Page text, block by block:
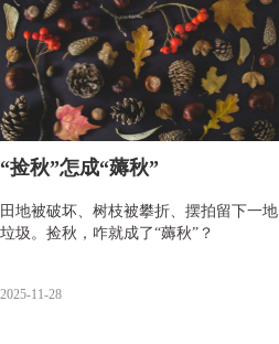
“捡秋”怎成“薅秋”
田地被破坏、树枝被攀折、摆拍留下一地
垃圾。捡秋，咋就成了“薅秋”？
2025-11-28